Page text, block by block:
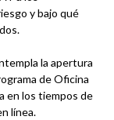
y bajo qué
la apertura
de Oficina
en los tiempos de
línea.